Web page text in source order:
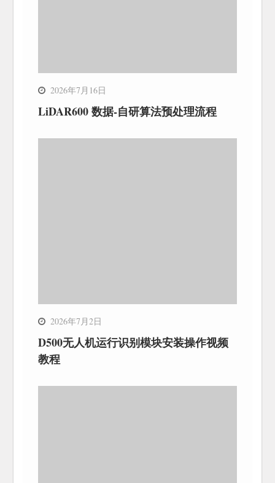
2026年7月16日
LiDAR600 数据-自研算法预处理流程
2026年7月2日
D500无人机运行识别模块安装操作视频
教程